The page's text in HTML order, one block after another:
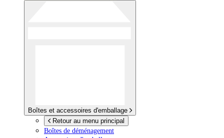
Boîtes et accessoires d'emballage
Retour au menu principal
Boîtes de déménagement